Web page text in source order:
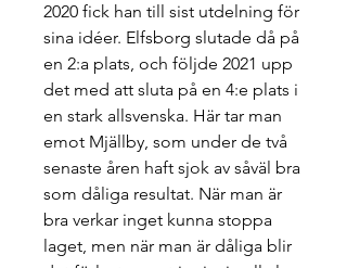
2020 fick han till sist utdelning för
sina idéer. Elfsborg slutade då på
en 2:a plats, och följde 2021 upp
det med att sluta på en 4:e plats i
en stark allsvenska. Här tar man
emot Mjällby, som under de två
senaste åren haft sjok av såväl bra
som dåliga resultat. När man är
bra verkar inget kunna stoppa
laget, men när man är dåliga blir